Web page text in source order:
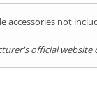
ce
mai
not
official